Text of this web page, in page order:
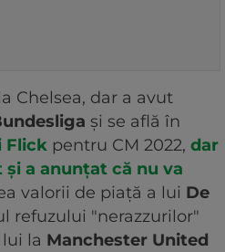
Chelsea, dar a avut
și se află în
Flick pentru CM 2022, dar
a anunțat că nu va
valorii de piață a lui De
refuzului "nerazzurilor"
la Manchester United